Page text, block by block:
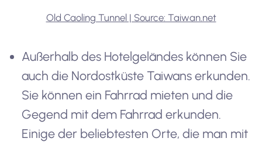
Old Caoling Tunnel | Source: Taiwan.net
Außerhalb des Hotelgeländes können Sie
auch die Nordostküste Taiwans erkunden.
Sie können ein Fahrrad mieten und die
Gegend mit dem Fahrrad erkunden.
Einige der beliebtesten Orte, die man mit